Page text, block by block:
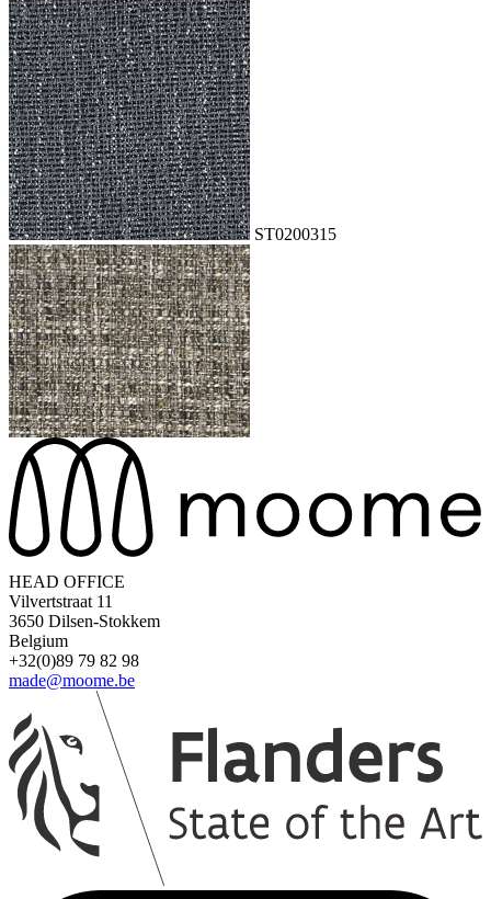
ST0200315
ST0200319
HEAD OFFICE
Vilvertstraat 11
3650 Dilsen-Stokkem
Belgium
+32(0)89 79 82 98
made@moome.be